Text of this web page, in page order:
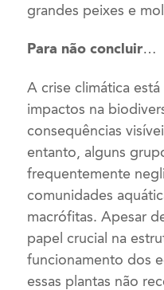
grandes peixes e
Para não concluir…
A crise climática
impactos na
consequências
entanto, alguns
frequentemente
comunidades
macrófitas. Apesar
papel crucial na
funcionamento dos
essas plantas não